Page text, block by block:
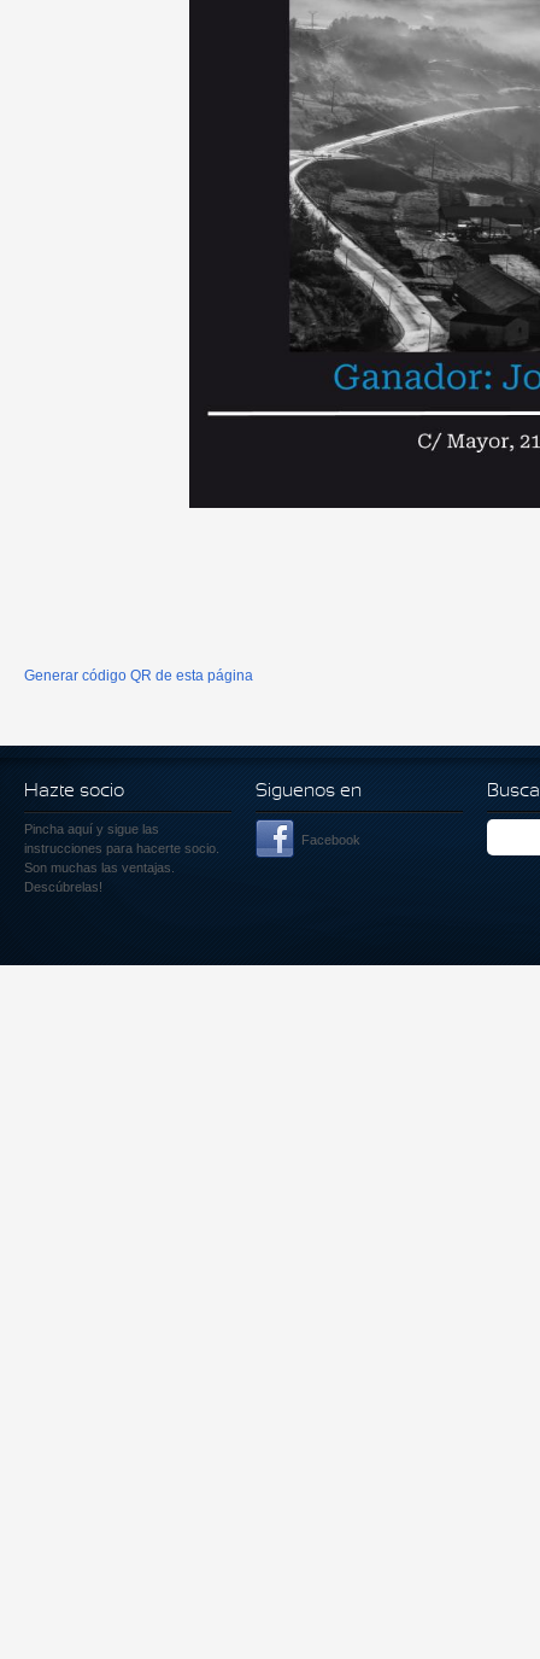
Generar código QR de esta página
Hazte socio
Pincha aquí y sigue las
instrucciones para hacerte socio.
Son muchas las ventajas.
Descúbrelas!
Siguenos en
Facebook